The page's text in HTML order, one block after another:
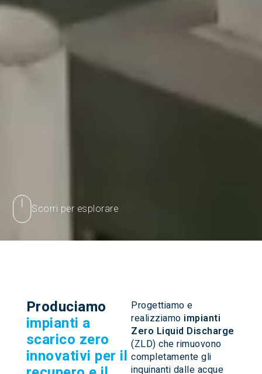
Scorri per esplorare
Produciamo
impianti a
scarico zero
innovativi per il
Progettiamo e
realizziamo impianti
Zero Liquid Discharge
(ZLD) che rimuovono
completamente gli
inquinanti dalle acque